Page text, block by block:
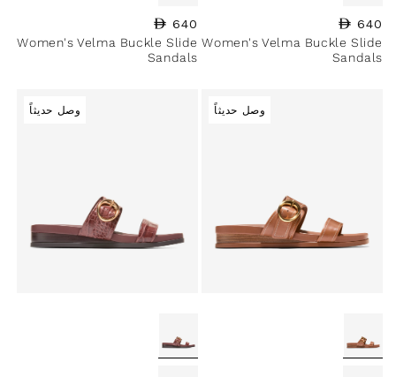
السعر العادي
640
Women's Velma Buckle Slide
Sandals
السعر العادي
640
Women's Velma Buckle Slide
Sandals
وصل حديثاً وصل حديثاً